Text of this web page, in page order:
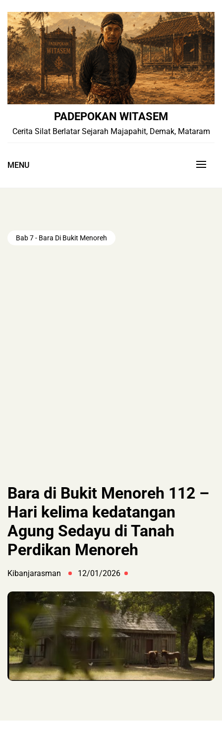
content
PADEPOKAN WITASEM
Cerita Silat Berlatar Sejarah Majapahit, Demak, Mataram
MENU
Bab 7 - Bara Di Bukit Menoreh
Bara di Bukit Menoreh 112 –
Hari kelima kedatangan
Agung Sedayu di Tanah
Perdikan Menoreh
Kibanjarasman 12/01/2026